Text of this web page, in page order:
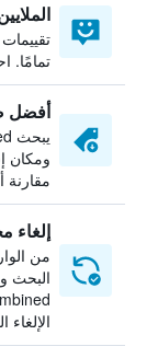
تمامًا.
أفضل
ومكان
مقارنة
إلغاء
من
البحث
الإلغاء